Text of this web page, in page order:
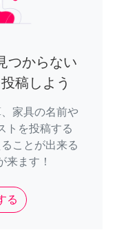
つからない
稿しよう
家具の名前や
トを投稿する
ことが出来る
来ます！
る